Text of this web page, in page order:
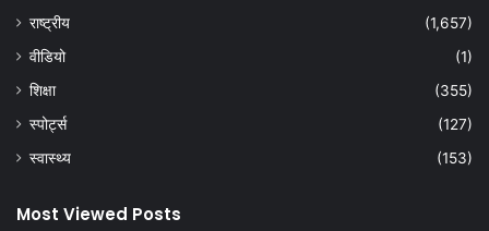
राष्ट्रीय
(1,657)
वीडियो
(1)
शिक्षा
(355)
स्पोर्ट्स
(127)
स्वास्थ्य
(153)
Most Viewed Posts